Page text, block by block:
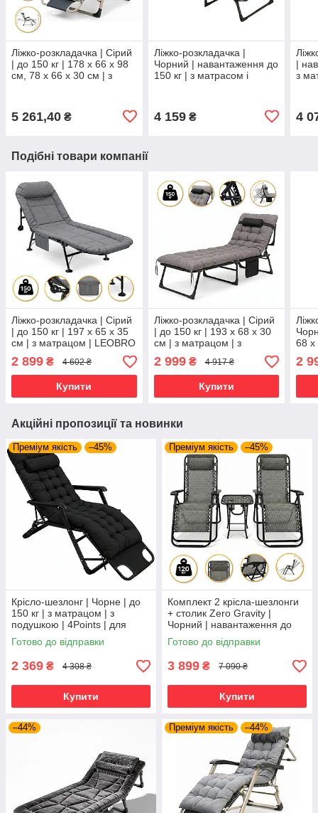
Ліжко-розкладачка | Сірий
| до 150 кг | 178 х 66 х 98
см, 78 х 66 х 30 см | з
5 261,40 ₴
Ліжко-розкладачка |
Чорний | навантаження до
150 кг | з матрасом і
4 159₴
|
з
4
Подібні товари компанії
Ліжко-розкладачка | Сірий
| до 150 кг | 197 х 65 х 35
см | з матрацом | LEOBRO
FB-S15 | для дому, дачі та
кемпінгу
2 899 ₴ 4 602 ₴
Купити
Ліжко-розкладачка | Сірий
| до 150 кг | 193 х 68 х 30
см | з матрацом | з
підголівником | LEOBRO
LB-FB-A1-GRY | для дому,
дачі та
2 999₴ 4 917 ₴
Купити
68 х
FB-
дачі
2
Акційні пропозиції та новинки
Преміум якість –45%
Крісло-шезлонг | Чорне | до
150 кг | з матрацом | з
подушкою | 4Points | для
дому, дачі та відпочинку
Готово до відправки
2 369 ₴ 4 308 ₴
Купити
Преміум якість –45%
Комплект 2 крісла-шезлонги
+ столик Zero Gravity |
Чорний | навантаження до
120 кг | 2 крісла + столик |
LEOBRO LB-ZGT-F3-PLD |
Готово до відправки
3 899 ₴ 7 090 ₴
Купити
–44% Преміум якість –44%